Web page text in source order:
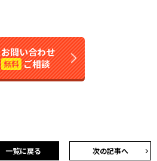
お問い合わせ
無料 ご相談
次の記事へ
一覧に戻る